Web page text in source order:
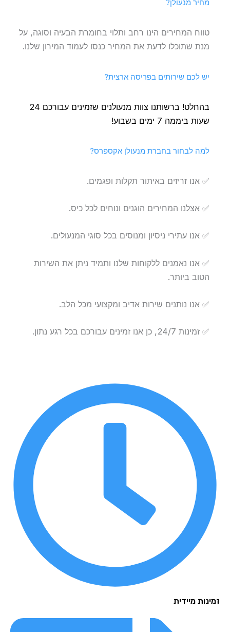
מחיר מנעולן?
טווח המחירים הינו רחב ותלוי בחומרת הבעיה וסוגה, על
מנת שתוכלו לדעת את המחיר כנסו לעמוד המירון שלנו.
יש לכם שירותים בפריסה ארצית?
בהחלט! ברשותנו צוות מנעולנים שזמינים עבורכם 24
שעות ביממה 7 ימים בשבוע!
למה לבחור בחברת מנעולן אקספרס?
✅ אנו זריזים באיתור תקלות ופגמים.
✅ אצלנו המחירים הוגנים ונוחים לכל כיס.
✅ אנו עתירי ניסיון ומנוסים בכל סוגי המנעולים.
✅ אנו נאמנים ללקוחות שלנו ותמיד ניתן את השירות
הטוב ביותר.
✅ אנו נותנים שירות אדיב ומקצועי מכל הלב.
✅ זמינות 24/7, כן אנו זמינים עבורכם בכל רגע נתון.
זמינות מיידית